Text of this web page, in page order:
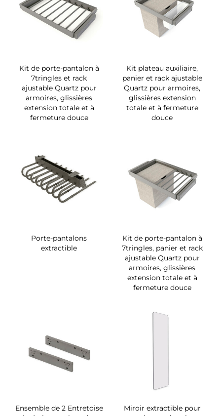
Kit de porte-pantalon à
7tringles et rack
ajustable Quartz pour
armoires, glissières
extension totale et à
fermeture douce
Kit plateau auxiliaire,
panier et rack ajustable
Quartz pour armoires,
glissières extension
totale et à fermeture
douce
Porte-pantalons
extractible
Kit de porte-pantalon à
7tringles, panier et rack
ajustable Quartz pour
armoires, glissières
extension totale et à
fermeture douce
Ensemble de 2 Entretoise
Miroir extractible pour